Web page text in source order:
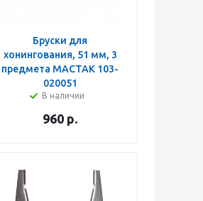
Бруски для
хонингования, 51 мм, 3
предмета МАСТАК 103-
020051
В наличии
960 р.